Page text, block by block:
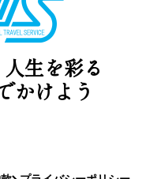
生を彩る
かけよう